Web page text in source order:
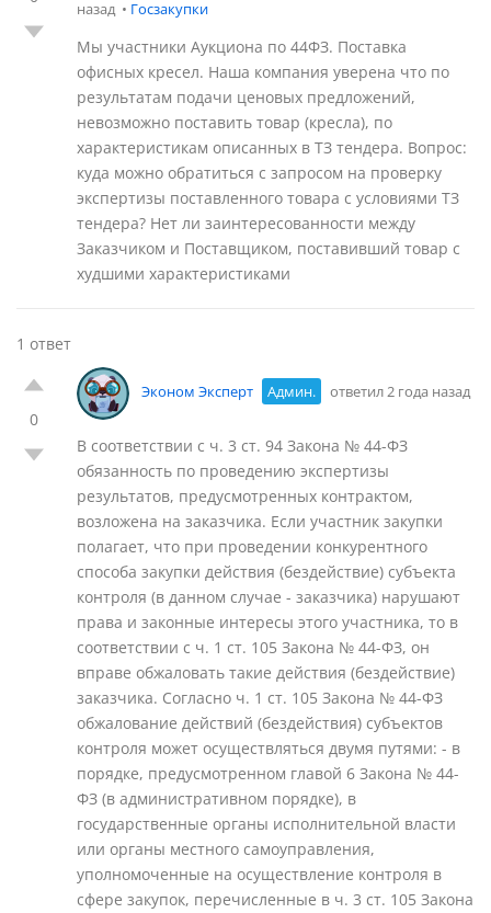
назад • Госзакупки
Мы участники Аукциона по 44ФЗ. Поставка
офисных кресел. Наша компания уверена что по
результатам подачи ценовых предложений,
невозможно поставить товар (кресла), по
характеристикам описанных в ТЗ тендера. Вопрос:
куда можно обратиться с запросом на проверку
экспертизы поставленного товара с условиями ТЗ
тендера? Нет ли заинтересованности между
Заказчиком и Поставщиком, поставивший товар с
худшими характеристиками
1 ответ
0
Эконом Эксперт Админ. ответил 2 года назад
В соответствии с ч. 3 ст. 94 Закона № 44-ФЗ
обязанность по проведению экспертизы
результатов, предусмотренных контрактом,
возложена на заказчика. Если участник закупки
полагает, что при проведении конкурентного
способа закупки действия (бездействие) субъекта
контроля (в данном случае - заказчика) нарушают
права и законные интересы этого участника, то в
соответствии с ч. 1 ст. 105 Закона № 44-ФЗ, он
вправе обжаловать такие действия (бездействие)
заказчика. Согласно ч. 1 ст. 105 Закона № 44-ФЗ
обжалование действий (бездействия) субъектов
контроля может осуществляться двумя путями: - в
порядке, предусмотренном главой 6 Закона № 44-
ФЗ (в административном порядке), в
государственные органы исполнительной власти
или органы местного самоуправления,
уполномоченные на осуществление контроля в
сфере закупок, перечисленные в ч. 3 ст. 105 Закона